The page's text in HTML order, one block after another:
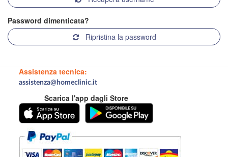
Password dimenticata?
Ripristina la password
Assistenza tecnica:
assistenza@homeclinic.it
Scarica l'app dagli Store